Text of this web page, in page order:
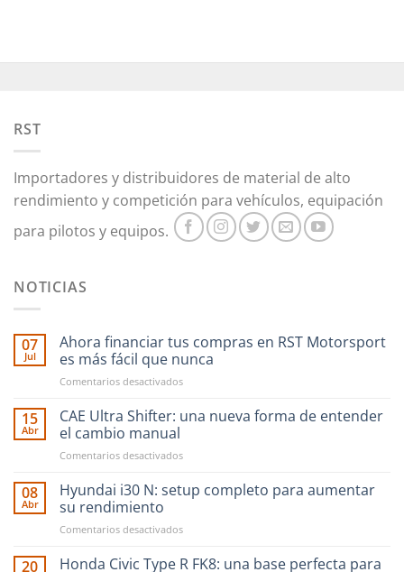
RST
Importadores y distribuidores de material de alto
rendimiento y competición para vehículos, equipación
para pilotos y equipos.
NOTICIAS
07
Jul
Ahora financiar tus compras en RST Motorsport
es más fácil que nunca
Comentarios desactivadosen
financiar
en
Motorsport
fácil
nunca
15
Abr
CAE Ultra Shifter: una nueva forma de entender
el cambio manual
Comentarios desactivadosen
Ultra
Shifter:
nueva
de
08
Abr
Hyundai i30 N: setup completo para aumentar
su rendimiento
Comentarios desactivadosen
i30
20
Honda Civic Type R FK8: una base perfecta para